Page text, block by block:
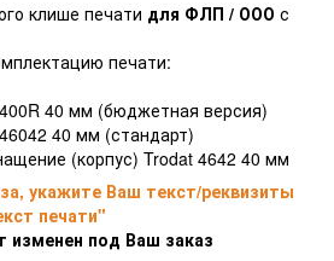
клише печати для ФЛП / ООО с
печати:
40 мм (бюджетная версия)
40 мм (стандарт)
(корпус) Trodat 4642 40 мм
укажите Ваш текст/реквизиты
печати"
изменен под Ваш заказ